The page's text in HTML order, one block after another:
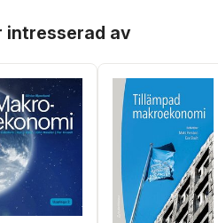
intresserad av